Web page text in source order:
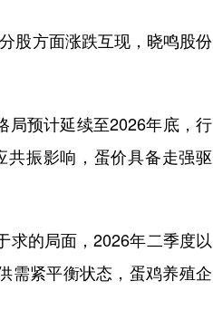
股方面涨跌互现，晓鸣股份
局预计延续至2026年底，行
共振影响，蛋价具备走强驱
求的局面，2026年二季度以
需紧平衡状态，蛋鸡养殖企